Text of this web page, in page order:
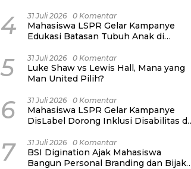
4 31 Juli 2026 0 Komentar
Mahasiswa LSPR Gelar Kampanye
Edukasi Batasan Tubuh Anak di
5 31 Juli 2026 0 Komentar
Luke Shaw vs Lewis Hall, Mana yang
Man United Pilih?
6 31 Juli 2026 0 Komentar
Mahasiswa LSPR Gelar Kampanye
DisLabel Dorong Inklusi Disabilitas di
7 31 Juli 2026 0 Komentar
BSI Digination Ajak Mahasiswa
Bangun Personal Branding dan Bijak